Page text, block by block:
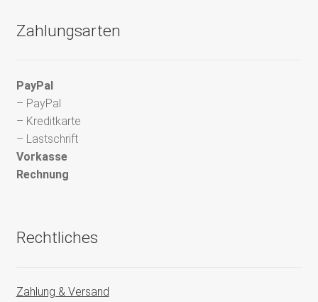
Zahlungsarten
PayPal
– PayPal
– Kreditkarte
– Lastschrift
Vorkasse
Rechnung
Rechtliches
Zahlung & Versand